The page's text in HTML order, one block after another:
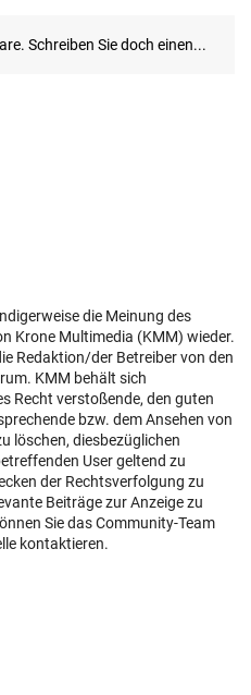
die Meinung des
Krone Multimedia (KMM) wieder.
Redaktion/der Betreiber von den
KMM behält sich
Recht verstoßende, den guten
bzw. dem Ansehen von
löschen, diesbezüglichen
User geltend zu
der Rechtsverfolgung zu
Beiträge zur Anzeige zu
Sie das Community-Team
kontaktieren.